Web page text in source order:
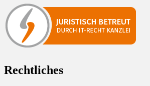
Rechtliches